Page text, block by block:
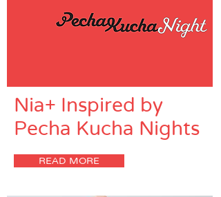
Nia+ Inspired by
Pecha Kucha Nights
READ MORE